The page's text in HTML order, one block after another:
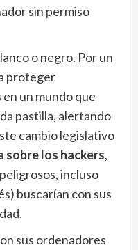
sin permiso
o negro. Por un
proteger
un mundo que
pastilla, alertando
cambio legislativo
sobre los hackers,
incluso
buscarían con sus
sus ordenadores